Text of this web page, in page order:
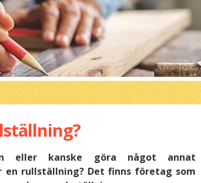
eller kanske göra något annat
en rullställning? Det finns företag som